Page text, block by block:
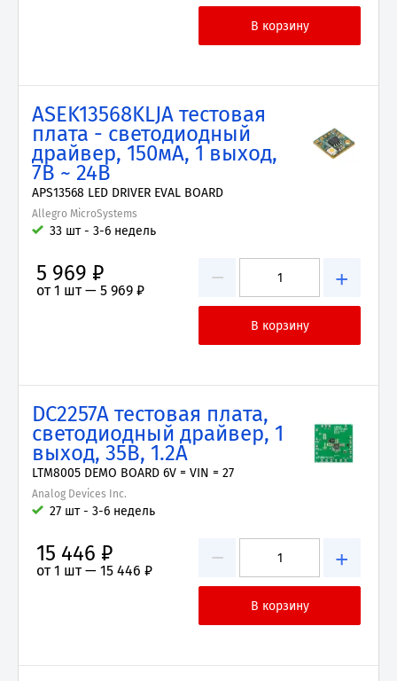
ASEK13568KLJA тестовая
плата - светодиодный
драйвер, 150мА, 1 выход,
7В ~ 24В
APS13568 LED DRIVER EVAL BOARD
Allegro MicroSystems
33 шт - 3-6 недель
− +
5 969 ₽
от 1 шт — 5 969 ₽
DC2257A тестовая плата,
светодиодный драйвер, 1
выход, 35В, 1.2А
LTM8005 DEMO BOARD 6V = VIN = 27
Analog Devices Inc.
27 шт - 3-6 недель
− +
15 446 ₽
от 1 шт — 15 446 ₽